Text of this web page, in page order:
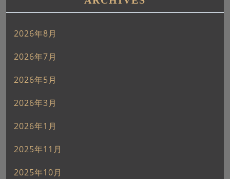
2026年8月
2026年7月
2026年5月
2026年3月
2026年1月
2025年11月
2025年10月